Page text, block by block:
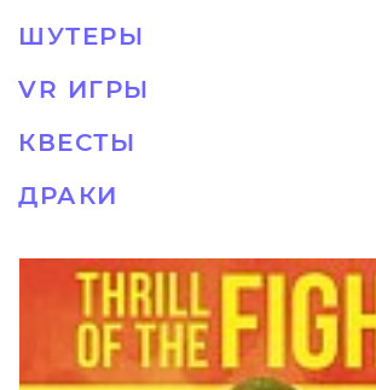
ШУТЕРЫ
VR ИГРЫ
КВЕСТЫ
ДРАКИ